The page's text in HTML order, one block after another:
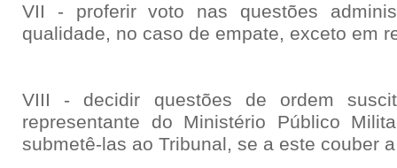
VII - proferir voto nas questões
qualidade, no caso de empate, exceto em
VIII - decidir questões de ordem
representante do Ministério Público
submetê-las ao Tribunal, se a este couber